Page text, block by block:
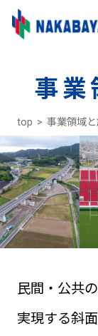
事業
top 事業領域
民間・公共
実現する斜面